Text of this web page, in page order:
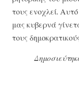
τους ενοχλεί.
μας κυβερνά
τους